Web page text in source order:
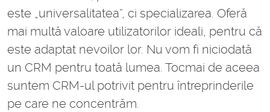
este „universalitatea”, ci specializarea. Oferă
mai multă valoare utilizatorilor ideali, pentru că
este adaptat nevoilor lor. Nu vom fi niciodată
un CRM pentru toată lumea. Tocmai de aceea
suntem CRM-ul potrivit pentru întreprinderile
pe care ne concentrăm.